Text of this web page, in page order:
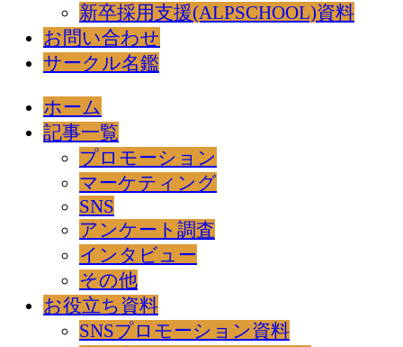
新卒採用支援(ALPSCHOOL)資料
お問い合わせ
サークル名鑑
ホーム
記事一覧
プロモーション
マーケティング
SNS
アンケート調査
インタビュー
その他
お役立ち資料
SNSプロモーション資料